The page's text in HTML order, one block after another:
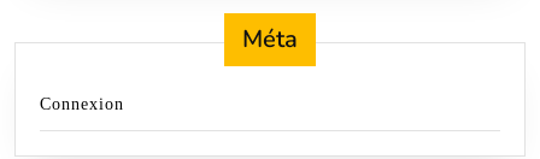
Méta
Connexion